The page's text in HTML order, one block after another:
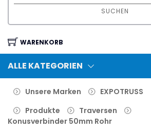
SUCHEN
WARENKORB
ALLE KATEGORIEN
Unsere Marken
EXPOTRUSS
Produkte
Traversen
Konusverbinder 50mm Rohr